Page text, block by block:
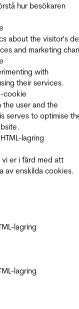
hur besökaren
about the visitor's
and marketing
with
their services.
cookie
user and the
serves to optimise
lagring
er i färd med att
av enskilda cookies.
lagring
lagring